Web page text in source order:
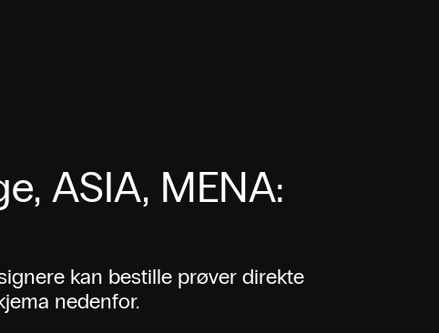
ASIA, MENA:
kan bestille prøver direkte
nedenfor.